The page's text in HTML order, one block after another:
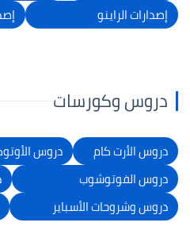
إصدارات الراينو
دروس وكورسات
دروس الأرت كام دروس الأوتوكاد
دروس الفوتوشوب
دروس وشروحات الأسباير